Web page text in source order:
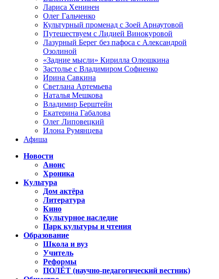
Лариса Хенинен
Олег Гальченко
Культурный променад с Зоей Арнаутовой
Путешествуем с Лидией Винокуровой
Лазурный Берег без пафоса с Александрой
Озолиной
«Задние мысли» Кирилла Олюшкина
Застолье с Владимиром Софиенко
Ирина Савкина
Светлана Артемьева
Наталья Мешкова
Владимир Берштейн
Екатерина Габалова
Олег Липовецкий
Илона Румянцева
Афиша
Новости
Анонс
Хроника
Культура
Дом актёра
Литература
Кино
Культурное наследие
Парк культуры и чтения
Образование
Школа и вуз
Учитель
Реформы
ПОЛЁТ (научно-педагогический вестник)